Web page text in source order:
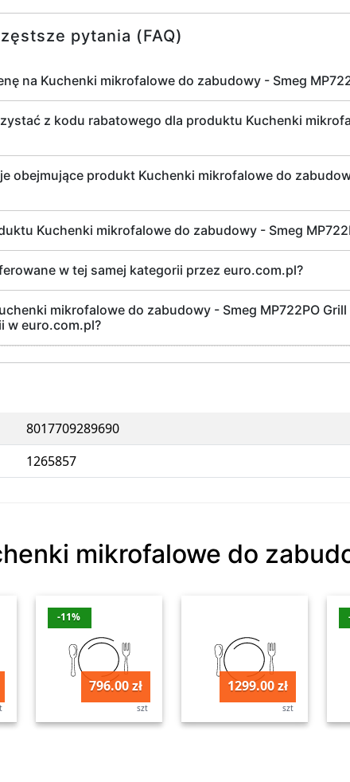
pytania (FAQ)
na Kuchenki mikrofalowe do zabudowy - Smeg
z kodu rabatowego dla produktu Kuchenki
obejmujące produkt Kuchenki mikrofalowe do
Kuchenki mikrofalowe do zabudowy - Smeg
w tej samej kategorii przez euro.com.pl?
mikrofalowe do zabudowy - Smeg MP722PO
w euro.com.pl?
8017709289690
1265857
mikrofalowe do
-11%
796.00 zł
szt
1299.00 zł
szt